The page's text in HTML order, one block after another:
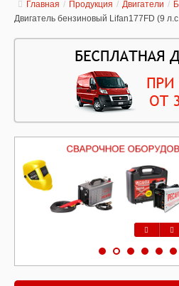
Главная / Продукция / Двигатели /
Двигатель бензиновый Lifan177FD (9